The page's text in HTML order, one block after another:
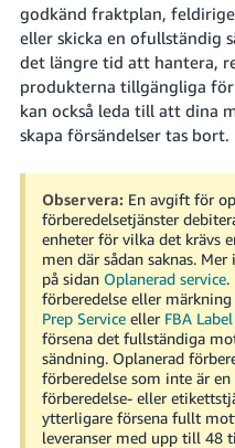
godkänd fraktplan,
eller skicka en ofullständig
det längre tid att hantera,
produkterna tillgängliga
kan också leda till att dina
skapa försändelser tas bort.
Observera: En avgift för
förberedelsetjänster
enheter för vilka det krävs
men där sådan saknas.
på sidan Oplanerad service.
förberedelse eller
Prep Serviceeller FBA
försena det fullständiga
sändning. Oplanerad
förberedelse som inte är en
förberedelse- eller
ytterligare försena fullt
leveranser med upp till 48